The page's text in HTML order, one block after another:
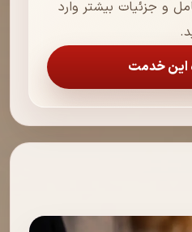
و جزئیات بیشتر وارد
این خدمت